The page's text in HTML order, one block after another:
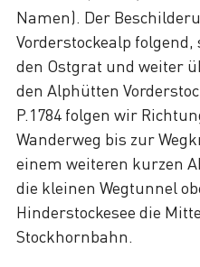
Namen). Der
Vorderstockealp
den Ostgrat und weiter
den Alphütten
P.1784 folgen wir
Wanderweg bis zur
einem weiteren kurzen
die kleinen Wegtunnel
Hinderstockesee die
Stockhornbahn.